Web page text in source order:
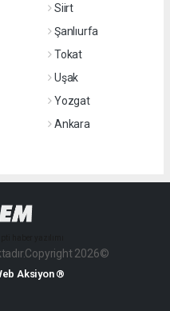
Siirt
Şanlıurfa
Tokat
Uşak
Yozgat
Ankara
2026©
Aksiyon ®